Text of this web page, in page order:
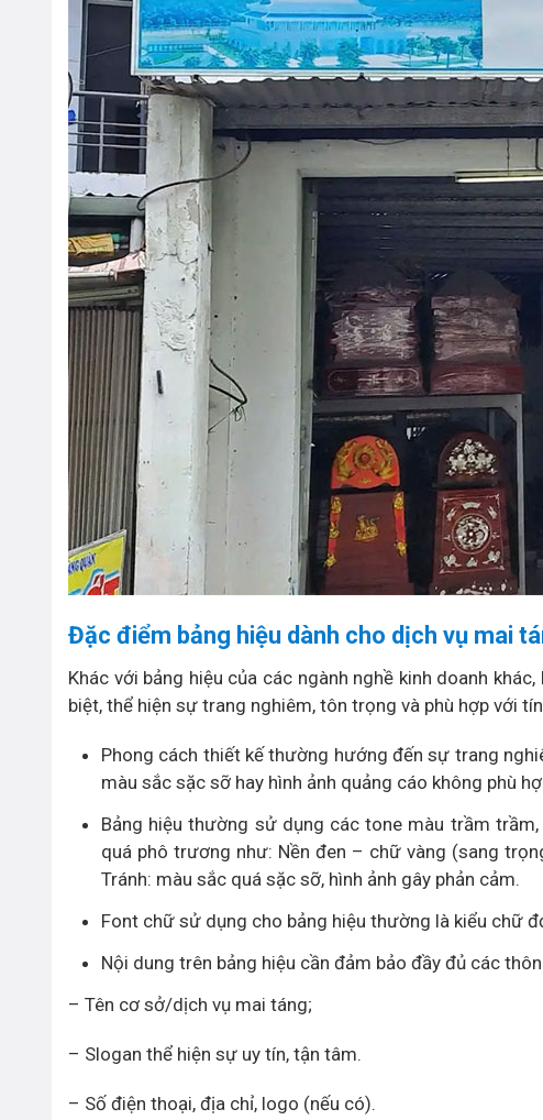
Đặc điểm bảng hiệu dành cho dịch vụ mai
Khác với bảng hiệu của các ngành nghề kinh doanh
biệt, thể hiện sự trang nghiêm, tôn trọng và phù hợp với
Phong cách thiết kế thường hướng đến sự trang
màu sắc sặc sỡ hay hình ảnh quảng cáo không phù
Bảng hiệu thường sử dụng các tone màu trầm
quá phô trương như: Nền đen – chữ vàng (sang
Tránh: màu sắc quá sặc sỡ, hình ảnh gây phản cảm.
Font chữ sử dụng cho bảng hiệu thường là kiểu chữ
Nội dung trên bảng hiệu cần đảm bảo đầy đủ các
– Tên cơ sở/dịch vụ mai táng;
– Slogan thể hiện sự uy tín, tận tâm.
– Số điện thoại, địa chỉ, logo (nếu có).